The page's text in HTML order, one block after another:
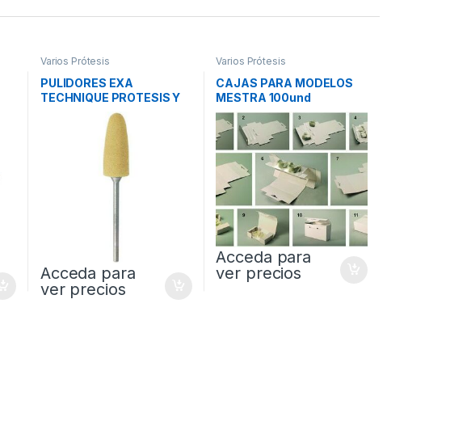
Varios Prótesis
PULIDORES EXA
TECHNIQUE PROTESIS Y
ORTODONCIA AMARILLO
24,5M 0654HP-6
Acceda para
ver precios
Varios Prótesis
CAJAS PARA MODELOS
MESTRA 100und
Acceda para
ver precios